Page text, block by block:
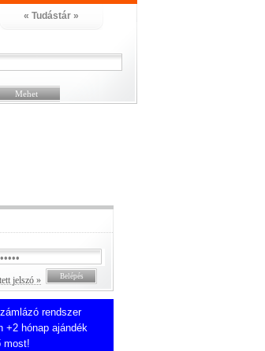
« Tudástár »
jelszó »
rendszer
+2 hónap ajándék
most!